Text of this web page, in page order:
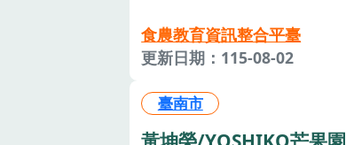
食農教育資訊整合平臺
更新日期：115-08-02
臺南市